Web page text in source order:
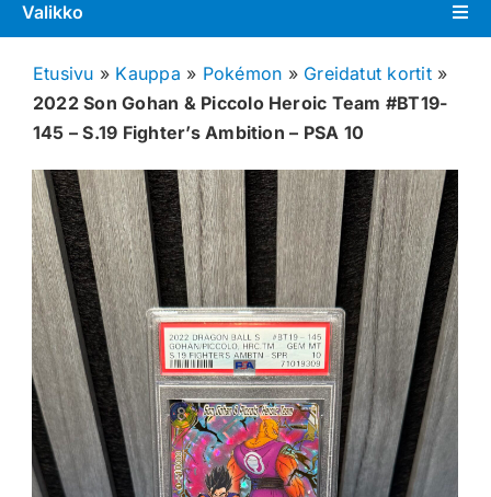
Valikko
Pokémon
Tarvikkeet
Blind Boksit
Ennakot
Greidatut kortit
Irtokortit
Rip & Ship
Etusivu » Kauppa » Pokémon » Greidatut kortit»
2022 Son Gohan & Piccolo Heroic Team #BT19-
145 – S.19 Fighter’s Ambition – PSA 10